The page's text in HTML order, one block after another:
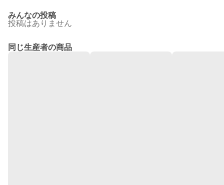
みんなの投稿
投稿はありません
同じ生産者の商品